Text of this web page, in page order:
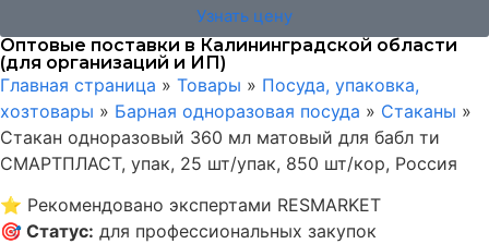
Узнать цену
Оптовые поставки в Калининградской области
(для организаций и ИП)
Главная страница » Товары » Посуда, упаковка,
хозтовары » Барная одноразовая посуда » Стаканы »
Стакан одноразовый 360 мл матовый для бабл ти
СМАРТПЛАСТ, упак, 25 шт/упак, 850 шт/кор, Россия
⭐ Рекомендовано экспертами RESMARKET
🎯 Статус: для профессиональных закупок